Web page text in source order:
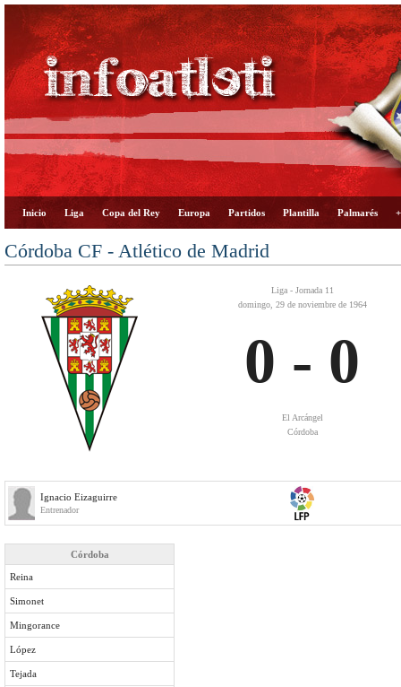
Inicio Liga Copa del Rey Europa Partidos Plantilla Palmarés
Córdoba CF - Atlético de Madrid
Liga - Jornada 11
domingo, 29 de noviembre de 1964
0 - 0
El Arcángel
Córdoba
Ignacio Eizaguirre
Entrenador
Córdoba
Reina
Simonet
Mingorance
López
Tejada